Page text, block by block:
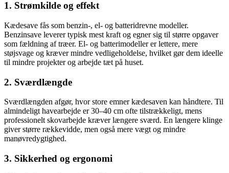
1. Strømkilde og effekt
Kædesave fås som benzin-, el- og batteridrevne modeller.
Benzinsave leverer typisk mest kraft og egner sig til større opgaver
som fældning af træer. El- og batterimodeller er lettere, mere
støjsvage og kræver mindre vedligeholdelse, hvilket gør dem ideelle
til mindre projekter og arbejde tæt på huset.
2. Sværdlængde
Sværdlængden afgør, hvor store emner kædesaven kan håndtere. Til
almindeligt havearbejde er 30–40 cm ofte tilstrækkeligt, mens
professionelt skovarbejde kræver længere sværd. En længere klinge
giver større rækkevidde, men også mere vægt og mindre
manøvredygtighed.
3. Sikkerhed og ergonomi